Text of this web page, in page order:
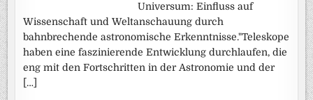
Universum: Einfluss auf
Wissenschaft und Weltanschauung durch
bahnbrechende astronomische Erkenntnisse."Teleskope
haben eine faszinierende Entwicklung durchlaufen, die
eng mit den Fortschritten in der Astronomie und der
[…]